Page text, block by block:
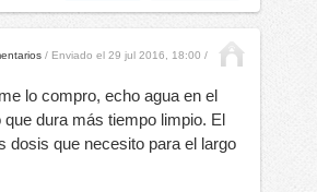
/ Enviado el 29 jul 2016, 18:00 /
lo compro, echo agua en el
dura más tiempo limpio. El
dosis que necesito para el largo